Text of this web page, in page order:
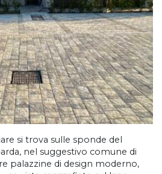
si trova sulle sponde del
nel suggestivo comune di
palazzine di design moderno,